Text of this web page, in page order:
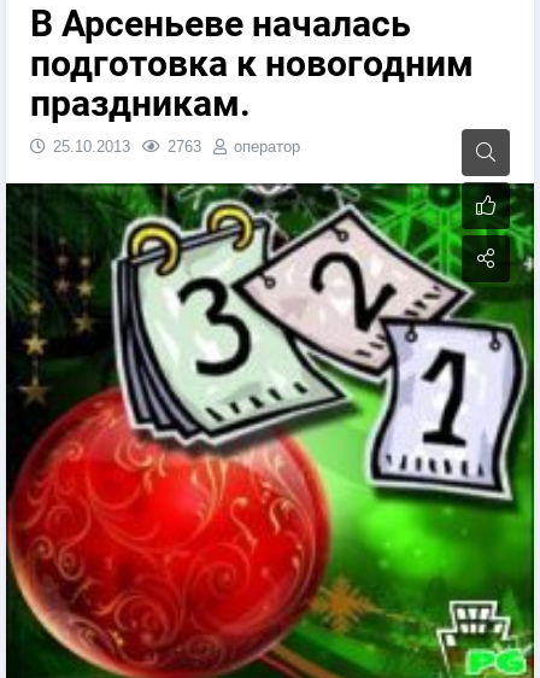
В Арсеньеве началась
подготовка к новогодним
праздникам.
25.10.2013 2763 оператор